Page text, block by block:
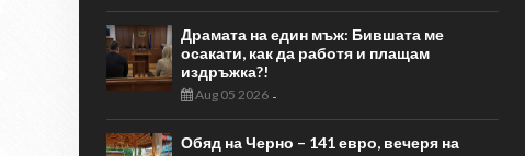
Драмата на един мъж: Бившата ме
осакати, как да работя и плащам
издръжка?!
Aug 05 2026 -
Обяд на Черно – 141 евро, вечеря на